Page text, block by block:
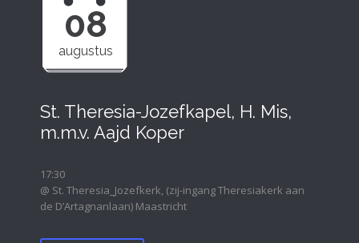
08
augustus
St. Theresia-Jozefkapel, H. Mis,
m.m.v. Aajd Koper
17:30
@ St. Theresia_Jozefkerk, (zij-ingang Theresiakerk aan
de D’Artagnanlaan) Maastricht